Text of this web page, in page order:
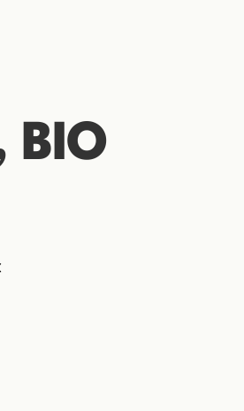
BIO